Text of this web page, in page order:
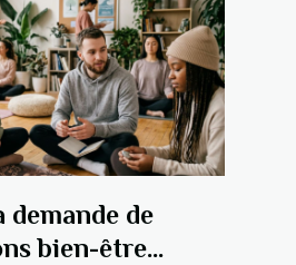
de
bien-être